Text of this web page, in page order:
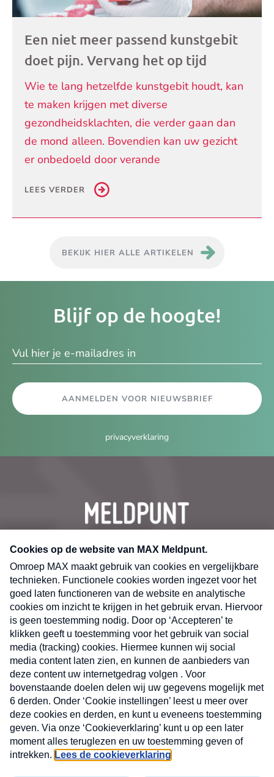
Een niet meer passend kunstgebit
doet pijn. Vervang het op tijd
Wie te lang hetzelfde kunstgebit houdt, kan
te maken krijgen met diverse
gezondheidsklachten, die verder gaan dan
de mond alleen. Bovendien kan uw gezicht
er onbedoeld door verande
LEES VERDER
BEKIJK HIER ALLE ARTIKELEN
Blijf op de hoogte!
AANMELDEN VOOR NIEUWSBRIEF
privacyverklaring
CONTACT
Volg ons op
MAX
Cookieverklaring
Kwetsbaarheid
X
Nieuwsbrief
Neem hier een gratis abonnement op de MAX
Consumenten nieuwsbrief. Elke maandag en
donderdag in uw mailbox.